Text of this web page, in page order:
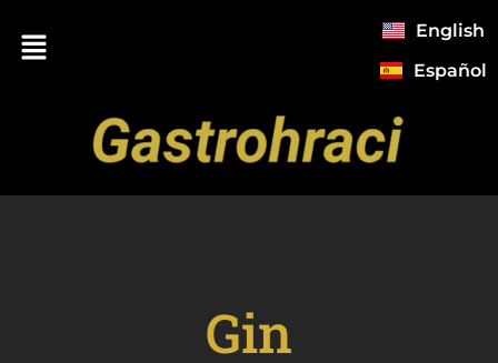
English
Español
Gin